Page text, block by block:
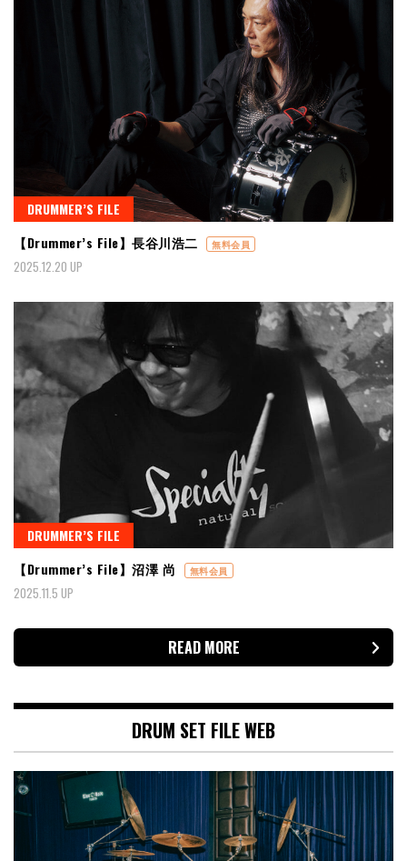
DRUMMER’S FILE
【Drummer’s File】長谷川浩二
無料会員
2025.12.20 UP
DRUMMER’S FILE
【Drummer’s File】沼澤 尚
無料会員
2025.11.5 UP
READ MORE
DRUM SET FILE WEB